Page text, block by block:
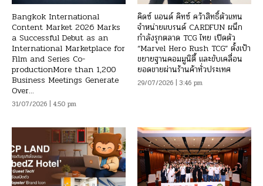
Bangkok International
Content Market 2026 Marks
a Successful Debut as an
International Marketplace for
Film and Series Co-
productionMore than 1,200
Business Meetings Generate
Over...
31/07/2026 | 4:50 pm
คิดซ์ แอนด์ คิทซ์ คว้าสิทธิ์ตัวแทน
จำหน่ายแบรนด์ CARDFUN ผนึก
กำลังรุกตลาด TCG ไทย เปิดตัว
“Marvel Hero Rush TCG” ตั้งเป้า
ขยายฐานคอมมูนิตี้ และขับเคลื่อน
ยอดขายผ่านร้านค้าทั่วประเทศ
29/07/2026 | 3:46 pm